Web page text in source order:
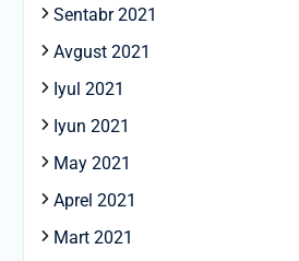
Sentabr 2021
Avgust 2021
Iyul 2021
Iyun 2021
May 2021
Aprel 2021
Mart 2021